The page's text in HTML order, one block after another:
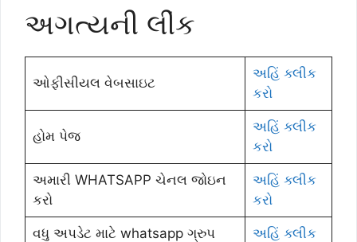
અગત્યની લીંક
ઓફીસીયલ વેબસાઇટ
અહિં ક્લીક
કરો
હોમ પેજ
અહિં ક્લીક
કરો
અમારી WHATSAPP ચેનલ જોઇન
કરો
અહિં ક્લીક
કરો
વધુ અપડેટ માટે whatsapp ગ્રુપ
અહિં ક્લીક